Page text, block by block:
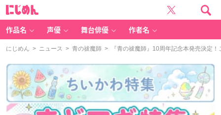
作品名 声優 舞台俳優 作者名
にじめん > ニュース > 青の祓魔師 > 『青の祓魔師』10周年記念本発売決定